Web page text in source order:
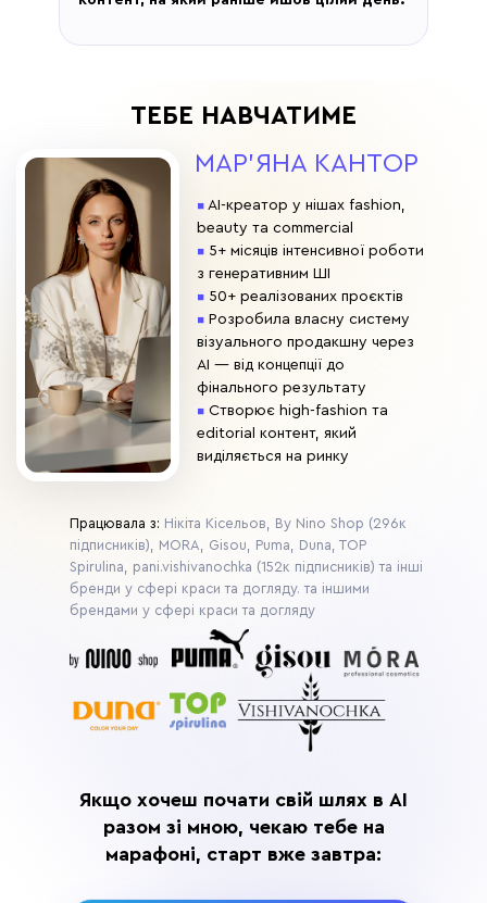
ТЕБЕ НАВЧАТИМЕ
▪ AI-креатор у нішах fashion,
beauty та commercial
▪ 5+ місяців інтенсивної роботи
з генеративним ШІ
▪ 50+ реалізованих проєктів
▪ Розробила власну систему
візуального продакшну через
AI — від концепції до
фінального результату
▪ Створює high-fashion та
editorial контент, який
виділяється на ринку
Працювала з: Нікіта Кісельов, By Nino Shop (296к
підписників), MORA, Gisou, Puma, Duna, TOP
Spirulina, pani.vishivanochka (152к підписників) та інші
бренди у сфері краси та догляду. та іншими
брендами у сфері краси та догляду
Якщо хочеш почати свій шлях в АІ
разом зі мною, чекаю тебе на
марафоні, старт вже завтра:
МАР'ЯНА КАНТОР